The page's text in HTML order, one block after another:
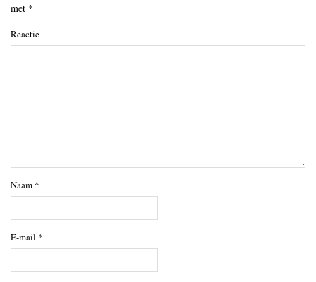
met *
Reactie
Naam *
E-mail *